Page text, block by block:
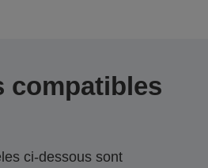
compatibles
ci-dessous sont